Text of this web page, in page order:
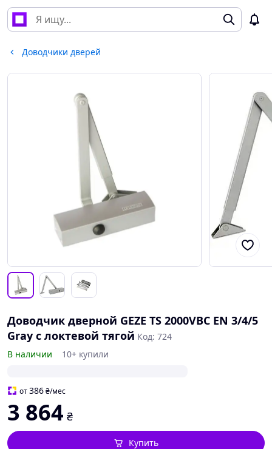
Доводчики дверей
Доводчик дверной GEZE TS 2000VBC ЕN 3/4/5
Gray с локтевой тягой Код: 724
В наличии
10+ купили
от386₴/мес
3 864 ₴
Купить